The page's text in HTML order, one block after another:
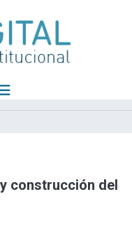
construcción del